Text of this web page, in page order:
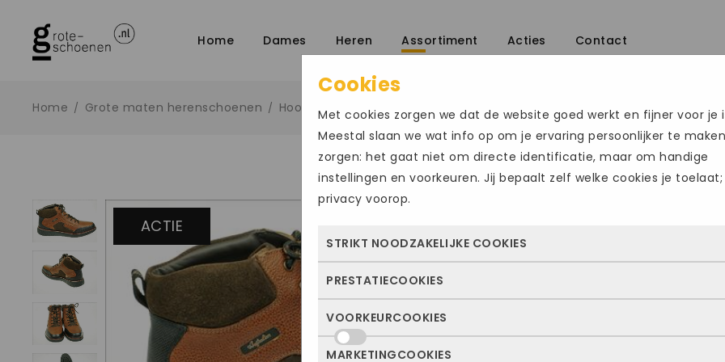
Home Dames Heren Assortiment Acties Contact
Home / Grote maten herenschoenen / Hoog sportief /
ACTIE AUSTRALIAN
€149.95 €99.00
47
48
Cookies
Met cookies zorgen we dat de website goed werkt en fijner voor je
Meestal slaan we wat info op om je ervaring persoonlijker te
zorgen: het gaat niet om directe identificatie, maar om handige
instellingen en voorkeuren. Jij bepaalt zelf welke cookies je toelaat;
privacy voorop.
STRIKT NOODZAKELIJKE COOKIES
Deze cookies zorgen ervoor dat de website überhaupt werkt. Ze
dus altijd actief en kunnen niet worden uitgezet. Meestal worden
alleen geplaatst als jij iets doet, zoals inloggen, een formulier
of je privacyvoorkeuren opslaan. Je kunt je browser zo instellen
PRESTATIECOOKIES
Met deze cookies zien we hoe vaak onze site bezocht wordt, waar
bezoekers vandaan komen en welke pagina’s populair zijn. Zo
VOORKEURCOOKIES
MARKETINGCOOKIES